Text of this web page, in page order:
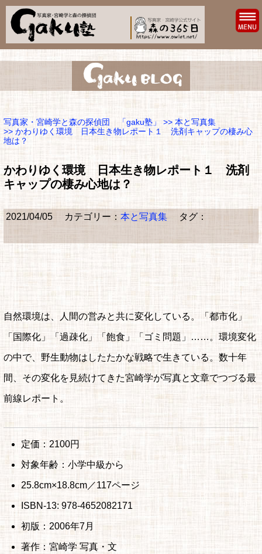
写真家・宮崎学と森の探偵団 「gaku塾」 >> 本と写真集
>> かわりゆく環境 日本生き物レポート１ 洗剤キャップの棲み心
地は？
かわりゆく環境 日本生き物レポート１ 洗剤
キャップの棲み心地は？
2021/04/05 カテゴリー： 本と写真集 タグ：
自然環境は、人間の営みと共に変化している。「都市化」
「国際化」「過疎化」「飽食」「ゴミ問題」……。環境変化
の中で、野生動物はしたたかな戦略で生きている。数十年
間、その変化を見続けてきた宮崎学が写真と文章でつづる最
前線レポート。
定価：2100円
対象年齢：小学中級から
25.8cm×18.8cm／117ページ
ISBN-13: 978-4652082171
初版：2006年7月
著作：宮崎学 写真・文